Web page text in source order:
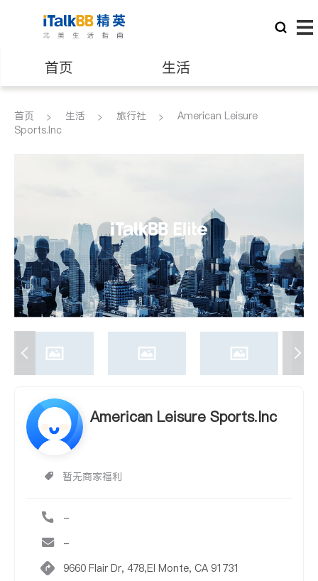
首页 生活
医生 律师
养老 非盈利组织
首页 生活 旅行社
American Leisure
Sports.Inc
American Leisure Sports.Inc
暂无商家福利
-
-
9660 Flair Dr, 478,El Monte, CA 91731